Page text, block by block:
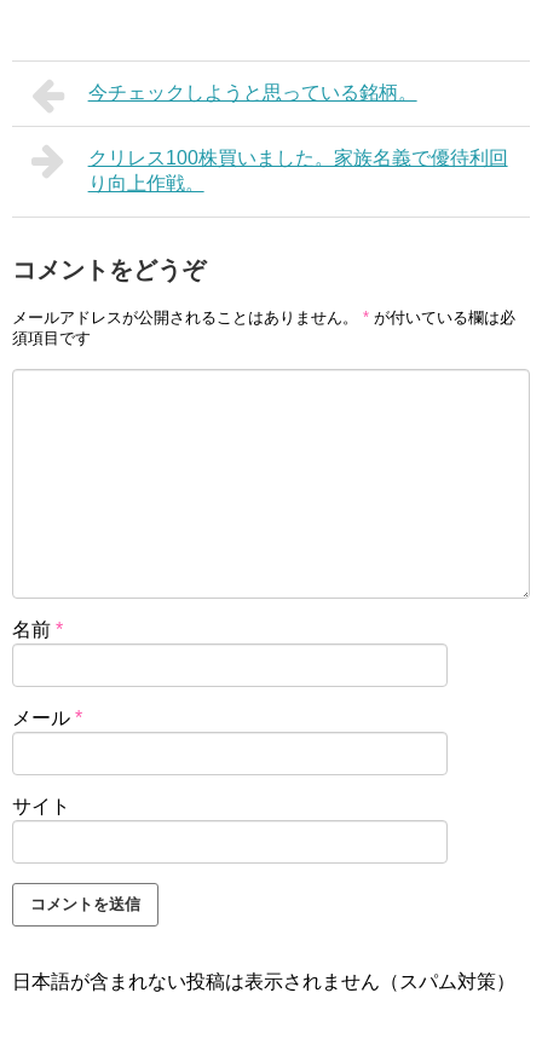
今チェックしようと思っている銘柄。
クリレス100株買いました。家族名義で優待利回
り向上作戦。
コメントをどうぞ
メールアドレスが公開されることはありません。 * が付いている欄は必
須項目です
名前 *
メール *
サイト
日本語が含まれない投稿は表示されません（スパム対策）